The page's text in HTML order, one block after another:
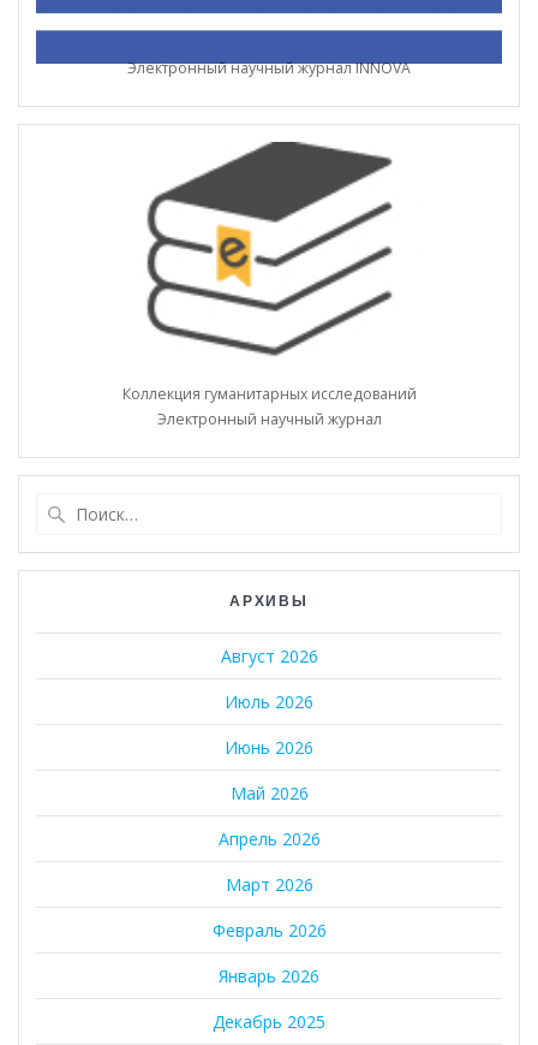
Электронный научный журнал INNOVA
Коллекция гуманитарных исследований
Электронный научный журнал
АРХИВЫ
Август 2026
Июль 2026
Июнь 2026
Май 2026
Апрель 2026
Март 2026
Февраль 2026
Январь 2026
Декабрь 2025